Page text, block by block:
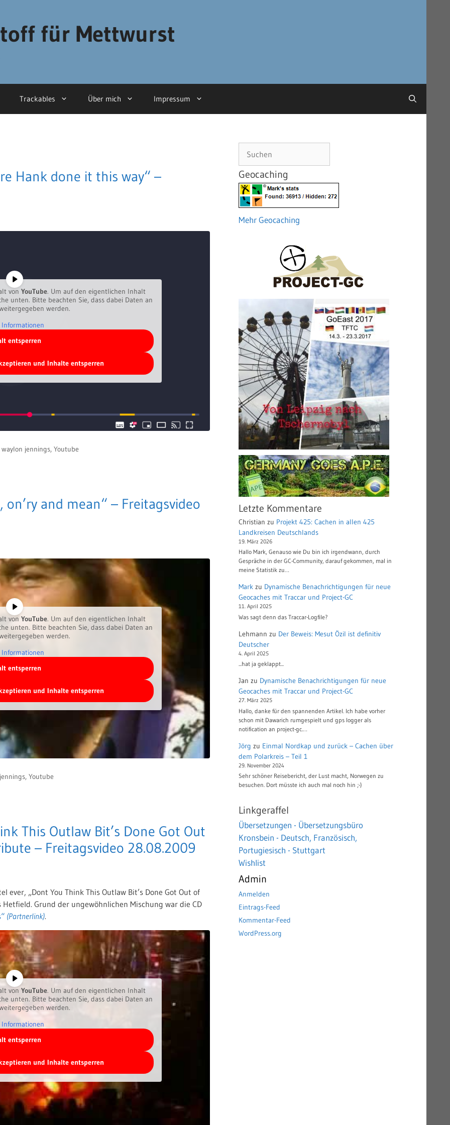
für Mettwurst
Trackables Über mich Impressum
Hank done it this way“ –
von YouTube. Um auf den eigentlichen Inhalt
unten. Bitte beachten Sie, dass dabei Daten an
werden.
Informationen
entsperren
und Inhalte entsperren
waylon jennings, Youtube
and mean“ – Freitagsvideo
von YouTube. Um auf den eigentlichen Inhalt
unten. Bitte beachten Sie, dass dabei Daten an
werden.
Informationen
entsperren
und Inhalte entsperren
, Youtube
This Outlaw Bit’s Done Got Out
– Freitagsvideo 28.08.2009
ever, „Dont You Think This Outlaw Bit’s Done Got Out of
Grund der ungewöhnlichen Mischung war die CD
.
von YouTube. Um auf den eigentlichen Inhalt
unten. Bitte beachten Sie, dass dabei Daten an
werden.
Informationen
entsperren
und Inhalte entsperren
Geocaching
Mehr Geocaching
Letzte Kommentare
Christian zu Projekt 425: Cachen in allen 425
Landkreisen Deutschlands
19. März 2026
Hallo Mark, Genauso wie Du bin ich irgendwann, durch
Gespräche in der GC-Community, darauf gekommen, mal in
meine Statistik zu…
Mark zu Dynamische Benachrichtigungen für neue
Geocaches mit Traccar und Project-GC
11. April 2025
Was sagt denn das Traccar-Logfile?
Lehmann zu Der Beweis: Mesut Özil ist definitiv
Deutscher
4. April 2025
...hat ja geklappt...
Jan zu Dynamische Benachrichtigungen für neue
Geocaches mit Traccar und Project-GC
27. März 2025
Hallo, danke für den spannenden Artikel. Ich habe vorher
schon mit Dawarich rumgespielt und gps logger als
notification an project-gc.…
Jörg zu Einmal Nordkap und zurück – Cachen über
dem Polarkreis – Teil 1
29. November 2024
Sehr schöner Reisebericht, der Lust macht, Norwegen zu
besuchen. Dort müsste ich auch mal noch hin ;-)
Linkgeraffel
Übersetzungen - Übersetzungsbüro
Kronsbein - Deutsch, Französisch,
Portugiesisch - Stuttgart
Wishlist
Admin
Anmelden
Eintrags-Feed
Kommentar-Feed
WordPress.org